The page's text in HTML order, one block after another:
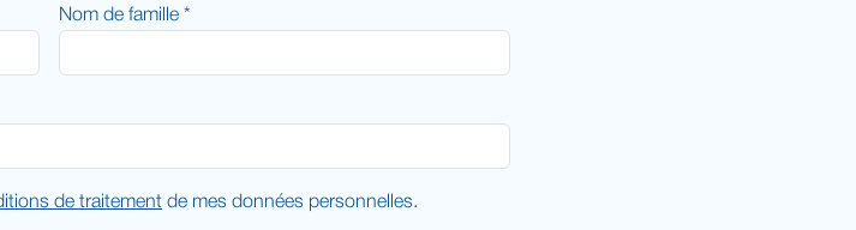
Nom de famille *
de traitement de mes données personnelles.